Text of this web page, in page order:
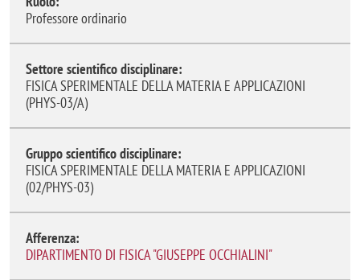
Professore ordinario
Settore scientifico disciplinare:
FISICA SPERIMENTALE DELLA MATERIA E APPLICAZIONI
(PHYS-03/A)
Gruppo scientifico disciplinare:
FISICA SPERIMENTALE DELLA MATERIA E APPLICAZIONI
(02/PHYS-03)
Afferenza:
DIPARTIMENTO DI FISICA "GIUSEPPE OCCHIALINI"